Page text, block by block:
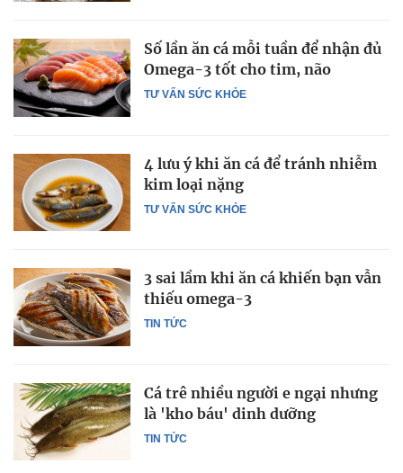
TƯ VẤN SỨC KHỎE
Số lần ăn cá mỗi tuần để nhận đủ
Omega-3 tốt cho tim, não
TƯ VẤN SỨC KHỎE
4 lưu ý khi ăn cá để tránh nhiễm
kim loại nặng
TIN TỨC
3 sai lầm khi ăn cá khiến bạn vẫn
thiếu omega-3
TIN TỨC
Cá trê nhiều người e ngại nhưng
là 'kho báu' dinh dưỡng